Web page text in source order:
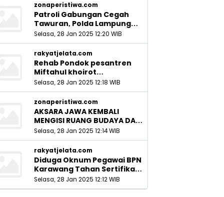
zonaperistiwa.com
Patroli Gabungan Cegah
Tawuran, Polda Lampung
Ingatkan Peran Orang Tua
Selasa, 28 Jan 2025 12:20 WIB
rakyatjelata.com
Rehab Pondok pesantren
Miftahul khoirot
Meninggalkan Hutang Ke
Material, Mantan Kadis PUPR
Harus Bertanggung Jawab
Selasa, 28 Jan 2025 12:18 WIB
zonaperistiwa.com
AKSARA JAWA KEMBALI
MENGISI RUANG BUDAYA DAN
SITUS LELUHUR NUSANTARA
Selasa, 28 Jan 2025 12:14 WIB
rakyatjelata.com
Diduga Oknum Pegawai BPN
Karawang Tahan Sertifikat
Pemohon PTSL
Selasa, 28 Jan 2025 12:12 WIB